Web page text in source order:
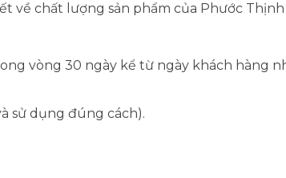
về chất lượng sản phẩm của Phước
vòng 30 ngày kể từ ngày khách hàng
sử dụng đúng cách).